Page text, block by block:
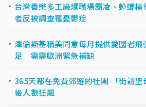
台灣養樂多工廠爆職場霸凌、蟑螂
者反被調查罹憂鬱症
澤倫斯基稱美同意每月提供愛國者飛
足 需需歐洲緊急補缺
365天都在免費郊遊的社團 「街訪聖
後人數狂飆